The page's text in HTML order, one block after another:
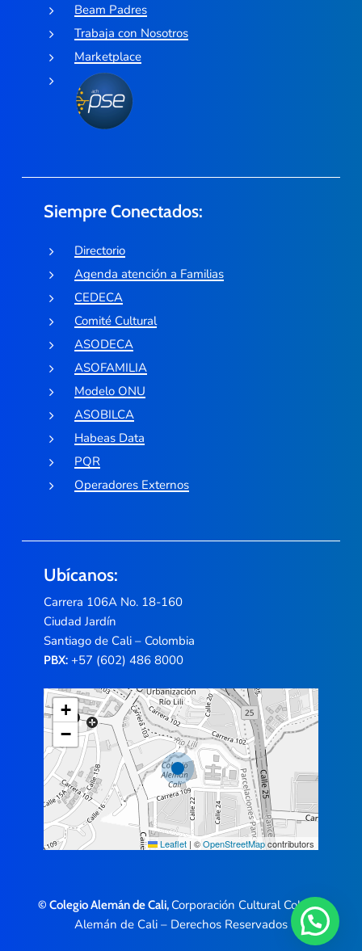
Beam Padres
Trabaja con Nosotros
Marketplace
Siempre Conectados:
Directorio
Agenda atención a Familias
CEDECA
Comité Cultural
ASODECA
ASOFAMILIA
Modelo ONU
ASOBILCA
Habeas Data
PQR
Operadores Externos
Ubícanos:
Carrera 106A No. 18-160
Ciudad Jardín
Santiago de Cali – Colombia
PBX:+57 (602) 486 8000
+
−
Leaflet | ©OpenStreetMapcontributors
© Colegio Alemán de Cali, Corporación Cultural Colegio
Alemán de Cali – Derechos Reservados